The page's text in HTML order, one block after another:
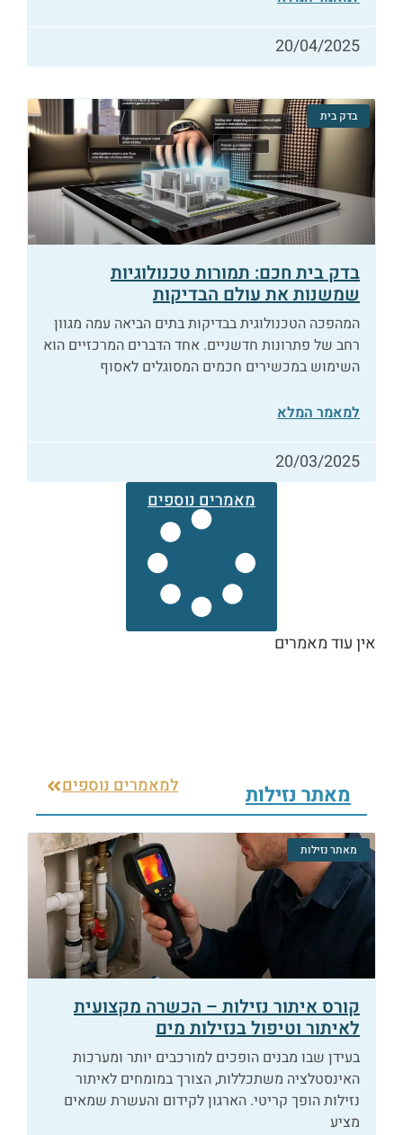
20/04/2025
בדק בית
בדק בית חכם: תמורות טכנולוגיות
שמשנות את עולם הבדיקות
המהפכה הטכנולוגית בבדיקות בתים הביאה עמה מגוון
רחב של פתרונות חדשניים. אחד הדברים המרכזיים הוא
השימוש במכשירים חכמים המסוגלים לאסוף
למאמר המלא
20/03/2025
מאמרים נוספים
אין עוד מאמרים
מאתר נזילות למאמרים נוספים
מאתר נזילות
קורס איתור נזילות – הכשרה מקצועית
לאיתור וטיפול בנזילות מים
בעידן שבו מבנים הופכים למורכבים יותר ומערכות
האינסטלציה משתכללות, הצורך במומחים לאיתור
נזילות הופך קריטי. הארגון לקידום והעשרת שמאים
מציע